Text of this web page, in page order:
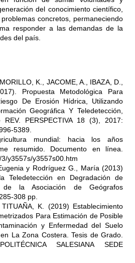
del conocimiento científico,
concretos, permaneciendo
responder a las demandas de la
del país.
K., JACOME, A., IBAZA, D.,
Propuesta Metodológica Para
De Erosión Hídrica, Utilizando
Geográfica Y Teledetección,
REV. PERSPECTIVA 18 (3), 2017:
5389.
mundial: hacia los años
resumido. Documento en línea.
y3557s/y3557s00.htm
y Rodríguez G., María (2013)
Teledetección en Degradación de
de la Asociación de Geógrafos
308 pp.
K. (2019) Establecimiento
Para Estimación de Posible
y Enfermedad del Suelo
La Zona Costera. Tesis de Grado.
SALESIANA SEDE